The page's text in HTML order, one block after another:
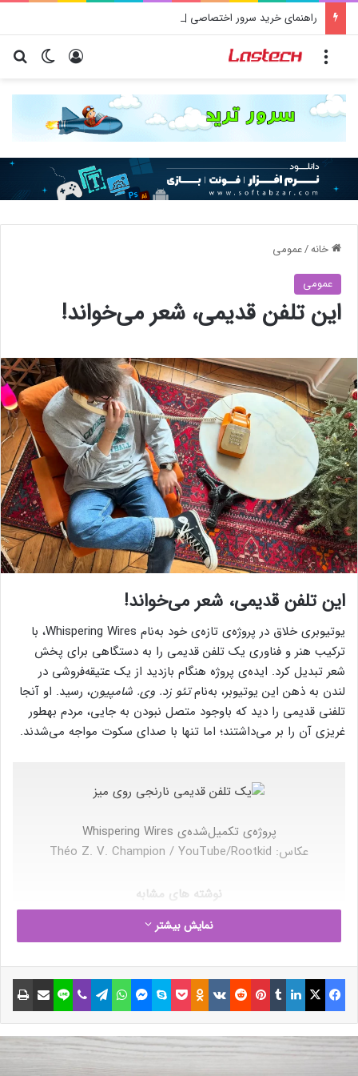
راهنمای خرید سرور اختصاصی | آموزش جامع قدم به قدم
تغییر ورود
خانه/عمومی
عمومی
این تلفن قدیمی، شعر می‌خواند!
این تلفن قدیمی، شعر می‌خواند!
یوتیوبری خلاق در پروژه‌ی تازه‌ی خود به‌نام Whispering Wires، با
ترکیب هنر و فناوری یک تلفن قدیمی را به دستگاهی برای پخش
شعر تبدیل کرد. ایده‌ی پروژه هنگام بازدید از یک عتیقه‌فروشی در
لندن به ذهن این یوتیوبر، به‌نامتئو زد. وی. شامپیون، رسید. او آنجا
تلفنی قدیمی را دید که باوجود متصل نبودن به جایی، مردم بهطور
غریزی آن را بر می‌داشتند؛ اما تنها با صدای سکوت مواجه می‌شدند.
پروژه‌ی تکمیل‌شده‌ی Whispering Wires
عکاس: Théo Z. V. Champion / YouTube/Rootkid
نوشته های مشابه
عربستان در سال ۲۰۲۵ میزبان اولین
المپیک بازی‌های الکترونیکی خواهد
بود
24 تیر 1403
اسکرین‌شات‌هایی از افکت محو
(Blur) در رابط کاربری One UI 7
نمایش بیشتر
فیسبوک ایکس لینکداین تامبلر پینتریست Reddit
VKontakte
Odnoklassniki پاکت اسکایپ مسنجر واتس آپ تلگرام وایبر لاین اشتراک گذاری با ایمیل